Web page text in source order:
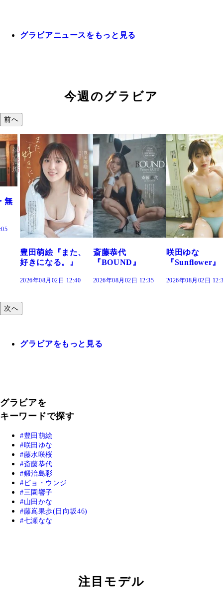
グラビアニュースをもっと見る
今週のグラビア
前へ
斎藤恭代
『BOUND』
2026年08月02日 12:35
咲田ゆな
『Sunflower』
2026年08月02日 12:30
藤水咲桜『花
だまり』
2026年08月02日
次へ
グラビアをもっと見る
グラビアを
キーワードで探す
豊田萌絵
咲田ゆな
藤水咲桜
斎藤恭代
鍛治島彩
ピョ・ウンジ
三園響子
山田かな
藤嶌果歩(日向坂46)
七瀬なな
注目モデル